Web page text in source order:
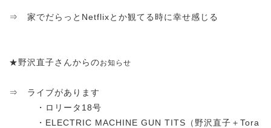
⇒ 家でだらっとNetflixとか観てる時に幸せ感じる
★野沢直子さんからのお知らせ
⇒ ライブがあります
・ロリータ18号
・ELECTRIC MACHINE GUN TITS（野沢直子＋Tora